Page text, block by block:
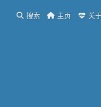
搜索 主页 关